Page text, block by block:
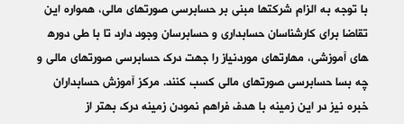
با توجه به الزام شرکت­‎ها مبنی بر حسابرسی صورت‎های مالی، همواره این
های آموزشی، مهارت­‎های موردنیاز را جهت درک حسابرسی صورت‎های مالی و
چه بسا حسابرسی صورت‎های مالی کسب کنند. مرکز آموزش حسابداران
خبره نیز در این زمینه با هدف فراهم نمودن زمینه درک بهتر از